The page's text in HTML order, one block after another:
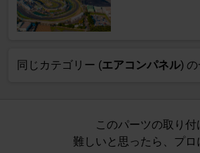
同じカテゴリー (エアコンパネル)
このパーツの取り付
難しいと思ったら、プロ